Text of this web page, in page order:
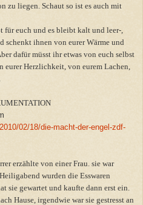
zu liegen. Schaut so ist es auch mit
euch und es bleibt kalt und leer-,
schenkt ihnen von eurer Wärme und
dafür müsst ihr etwas von euch selbst
eurer Herzlichkeit, von eurem Lachen,
02/18/die-macht-der-engel-zdf-
erzählte von einer Frau. sie war
wurden die Esswaren
sie gewartet und kaufte dann erst ein.
Hause, irgendwie war sie gestresst an